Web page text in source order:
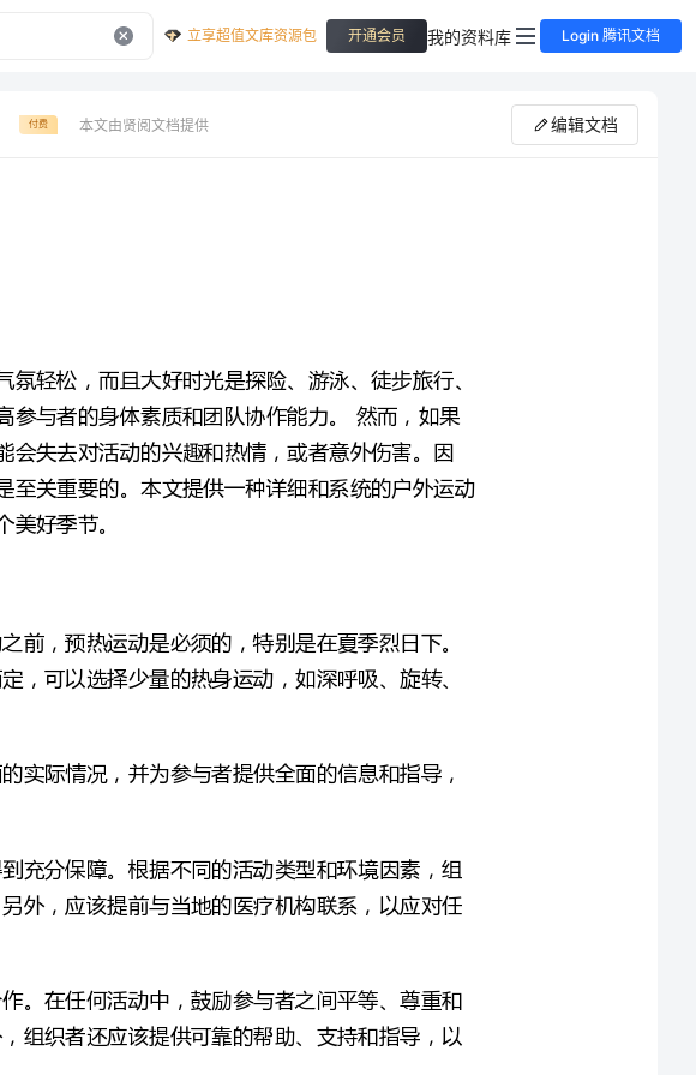
立享超值文库资源包 开通会员 我的资料库 Login 腾讯文档
付费 本文由贤阅文档提供 编辑文档
此，一个切实可行的户外运动教案的设计是至关重要的。本文提供一种详细和系统的户外运动
反馈和总结：在任何活动之后，参与者和组织者应该进行反馈和总结，以检验活动的效